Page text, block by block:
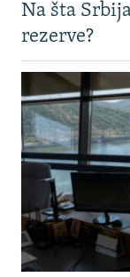
Na šta
rezerve?